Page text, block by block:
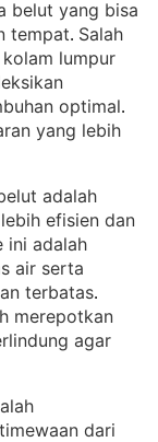
belut yang bisa
tempat. Salah
lumpur
optimal
yang lebih
adalah
efisien dan
ini adalah
air serta
terbatas
merepotkan
agar
dari